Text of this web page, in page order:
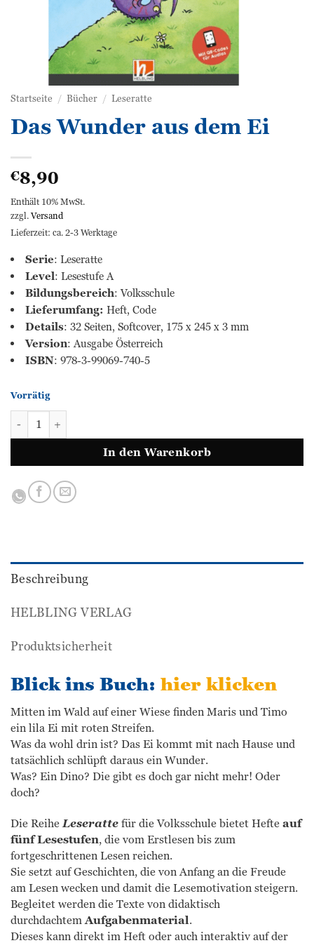
Startseite / Bücher / Leseratte
Das Wunder aus dem Ei
€8,90
Enthält 10% MwSt.
zzgl.Versand
Lieferzeit: ca. 2-3 Werktage
Serie: Leseratte
Level: Lesestufe A
Bildungsbereich: Volksschule
Lieferumfang: Heft, Code
Details: 32 Seiten, Softcover, 175 x 245 x 3 mm
Version: Ausgabe Österreich
ISBN: 978-3-99069-740-5
Vorrätig
Das Wunder aus dem Ei Menge
In den Warenkorb
Beschreibung
HELBLING VERLAG
Produktsicherheit
Blick ins Buch: hier klicken
Mitten im Wald auf einer Wiese finden Maris und Timo
ein lila Ei mit roten Streifen.
Was da wohl drin ist? Das Ei kommt mit nach Hause und
tatsächlich schlüpft daraus ein Wunder.
Was? Ein Dino? Die gibt es doch gar nicht mehr! Oder
doch?
Die ReiheLeserattefür die Volksschule bietet Hefteauf
fünf Lesestufen, die vom Erstlesen bis zum
fortgeschrittenen Lesen reichen.
Sie setzt auf Geschichten, die von Anfang an die Freude
am Lesen wecken und damit die Lesemotivation steigern.
Begleitet werden die Texte von didaktisch
durchdachtemAufgabenmaterial.
Dieses kann direkt im Heft oder auch interaktiv auf der